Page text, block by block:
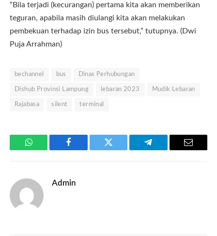
“Bila terjadi (kecurangan) pertama kita akan memberikan
teguran, apabila masih diulangi kita akan melakukan
pembekuan terhadap izin bus tersebut,” tutupnya. (Dwi
Puja Arrahman)
bechannel bus Dinas Perhubungan
Dishub Provinsi Lampung lebaran 2023 Mudik Lebaran
Rajabasa silent terminal
WhatsApp Facebook Twitter Telegram Email
Admin